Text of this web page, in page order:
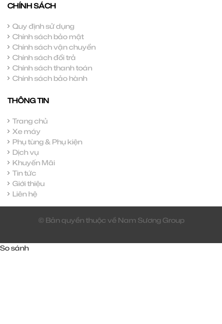
CHÍNH SÁCH
Quy định sử dụng
Chính sách bảo mật
Chính sách vận chuyển
Chính sách đổi trả
Chính sách thanh toán
Chính sách bảo hành
THÔNG TIN
Trang chủ
Xe máy
Phụ tùng & Phụ kiện
Dịch vụ
Khuyến Mãi
Tin tức
Giới thiệu
Liên hệ
© Bản quyền thuộc về Nam Sương Group
So sánh